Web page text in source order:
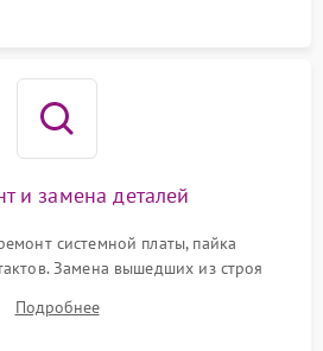
и замена деталей
системной платы, пайка
Замена вышедших из строя
аккумулятора, неисправного
воды. Восстановление шлейфов и
Подробнее